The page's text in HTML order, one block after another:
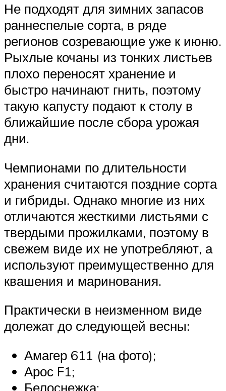
Не подходят для зимних запасов
раннеспелые сорта, в ряде
регионов созревающие уже к июню.
Рыхлые кочаны из тонких листьев
плохо переносят хранение и
быстро начинают гнить, поэтому
такую капусту подают к столу в
ближайшие после сбора урожая
дни.
Чемпионами по длительности
хранения считаются поздние сорта
и гибриды. Однако многие из них
отличаются жесткими листьями с
твердыми прожилками, поэтому в
свежем виде их не употребляют, а
используют преимущественно для
квашения и маринования.
Практически в неизменном виде
долежат до следующей весны:
Амагер 611 (на фото);
Арос F1;
Белоснежка;